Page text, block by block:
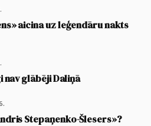
aicina uz leģendāru nakts
glābēji Daliņā
Stepaņenko-Šlesers»?